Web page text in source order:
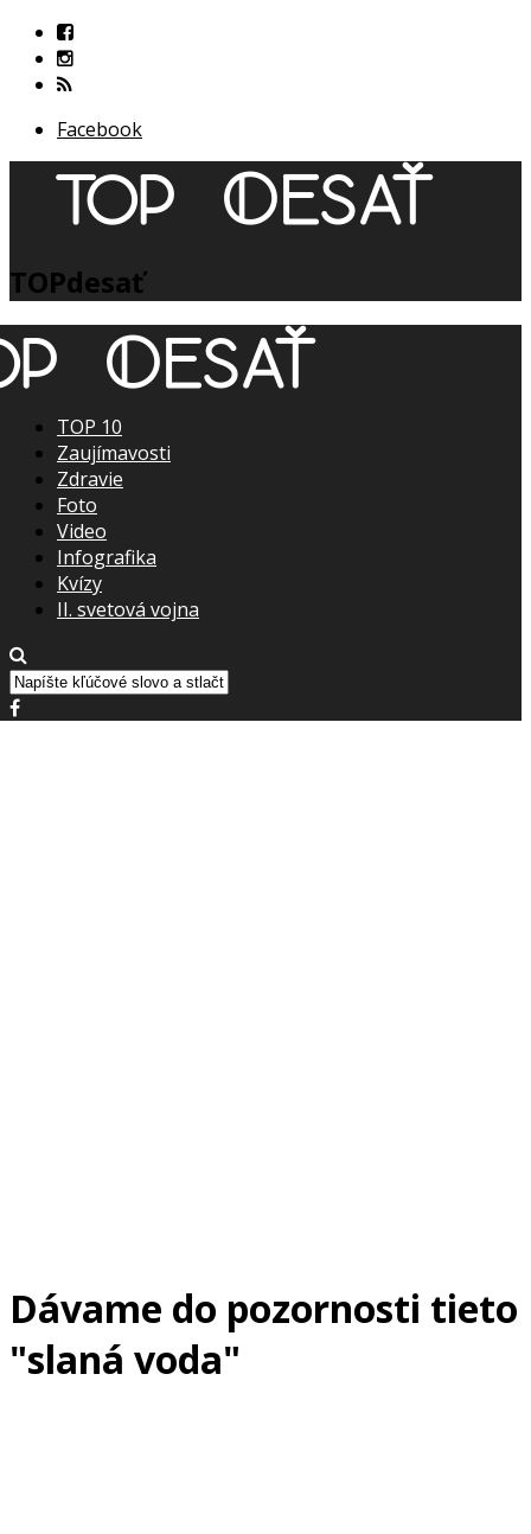
Facebook
TOPdesať
TOP 10
Zaujímavosti
Zdravie
Foto
Video
Infografika
Kvízy
II. svetová vojna
Dávame do pozornosti tieto
"slaná voda"